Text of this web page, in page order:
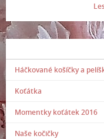
Háčkované košíčky a
Koťátka
Momentky koťátek 2016
Naše kočičky